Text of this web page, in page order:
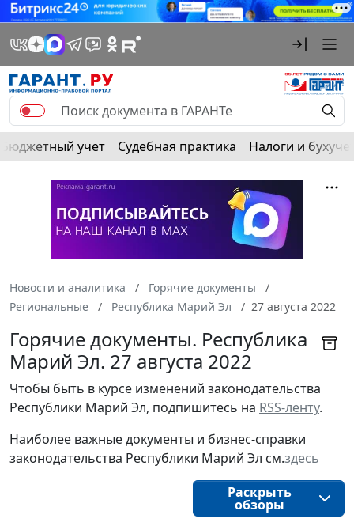
Бюджетный учет Судебная практика Налоги и
Новости и аналитика
Горячие документы
Региональные
Республика Марий Эл 27 августа 2022
Горячие документы. Республика
Марий Эл. 27 августа 2022
Чтобы быть в курсе изменений законодательства
Республики Марий Эл, подпишитесь на RSS-ленту.
Наиболее важные документы и бизнес-справки
законодательства Республики Марий Эл см.здесь
Раскрыть
обзоры